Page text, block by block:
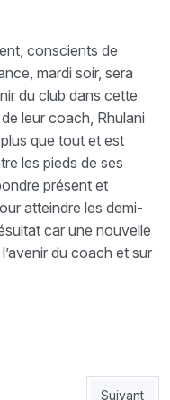
conscients de
mardi soir, sera
du club dans cette
leur coach, Rhulani
que tout et est
les pieds de ses
présent et
atteindre les demi-
car une nouvelle
du coach et sur
avec Boudedja
Article
Suivant